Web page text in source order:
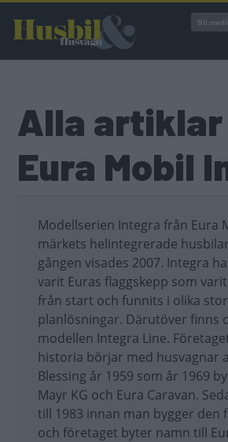
huvudinnehåll
Bli
Alla artiklar
Eura Mobil
Modellserien Integra från Eura
märkets helintegrerade
gången visades 2007. Integra
varit Euras flaggskepp som
från start och funnits i olika
planlösningar. Därutöver finns
modellen Integra Line.
historia börjar med husvagnar
Blessing år 1959 som år 1969
Mayr KG och Eura Caravan.
till 1983 innan man bygger den
och företaget byter namn till